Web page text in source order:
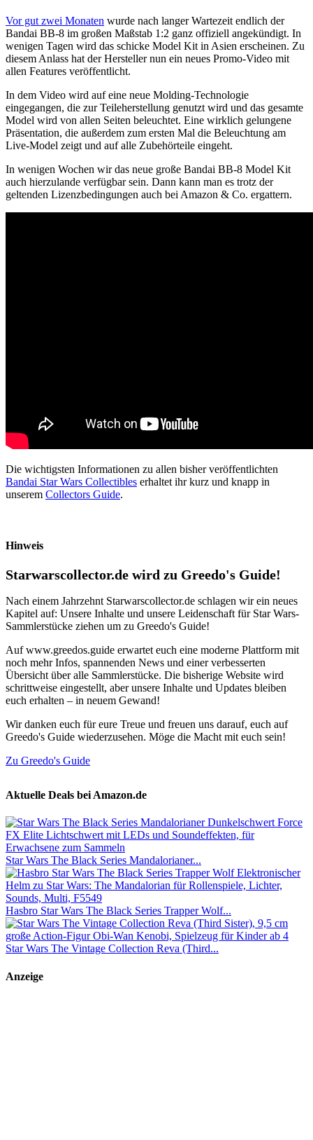
Vor gut zwei Monaten wurde nach langer Wartezeit endlich der
Bandai BB-8 im großen Maßstab 1:2 ganz offiziell angekündigt. In
wenigen Tagen wird das schicke Model Kit in Asien erscheinen. Zu
diesem Anlass hat der Hersteller nun ein neues Promo-Video mit
allen Features veröffentlicht.
In dem Video wird auf eine neue Molding-Technologie
eingegangen, die zur Teileherstellung genutzt wird und das gesamte
Model wird von allen Seiten beleuchtet. Eine wirklich gelungene
Präsentation, die außerdem zum ersten Mal die Beleuchtung am
Live-Model zeigt und auf alle Zubehörteile eingeht.
In wenigen Wochen wir das neue große Bandai BB-8 Model Kit
auch hierzulande verfügbar sein. Dann kann man es trotz der
geltenden Lizenzbedingungen auch bei Amazon & Co. ergattern.
Die wichtigsten Informationen zu allen bisher veröffentlichten
Bandai Star Wars Collectibles erhaltet ihr kurz und knapp in
unserem Collectors Guide.
Hinweis
Starwarscollector.de wird zu Greedo's Guide!
Nach einem Jahrzehnt Starwarscollector.de schlagen wir ein neues
Kapitel auf: Unsere Inhalte und unsere Leidenschaft für Star Wars-
Sammlerstücke ziehen um zu Greedo's Guide!
Auf www.greedos.guide erwartet euch eine moderne Plattform mit
noch mehr Infos, spannenden News und einer verbesserten
Übersicht über alle Sammlerstücke. Die bisherige Website wird
schrittweise eingestellt, aber unsere Inhalte und Updates bleiben
euch erhalten – in neuem Gewand!
Wir danken euch für eure Treue und freuen uns darauf, euch auf
Greedo's Guide wiederzusehen. Möge die Macht mit euch sein!
Zu Greedo's Guide
Aktuelle Deals bei Amazon.de
Star Wars The Black Series Mandalorianer...
Hasbro Star Wars The Black Series Trapper Wolf...
Star Wars The Vintage Collection Reva (Third...
Anzeige